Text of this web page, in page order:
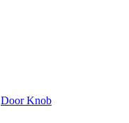
Door Knob